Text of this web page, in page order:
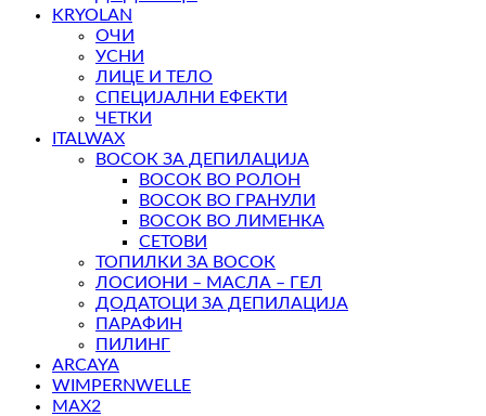
KRYOLAN
ОЧИ
УСНИ
ЛИЦЕ И ТЕЛО
СПЕЦИЈАЛНИ ЕФЕКТИ
ЧЕТКИ
ITALWAX
ВОСОК ЗА ДЕПИЛАЦИЈА
ВОСОК ВО РОЛОН
ВОСОК ВО ГРАНУЛИ
ВОСОК ВО ЛИМЕНКА
СЕТОВИ
ТОПИЛКИ ЗА ВОСОК
ЛОСИОНИ – МАСЛА – ГЕЛ
ДОДАТОЦИ ЗА ДЕПИЛАЦИЈА
ПАРАФИН
ПИЛИНГ
ARCAYA
WIMPERNWELLE
MAX2